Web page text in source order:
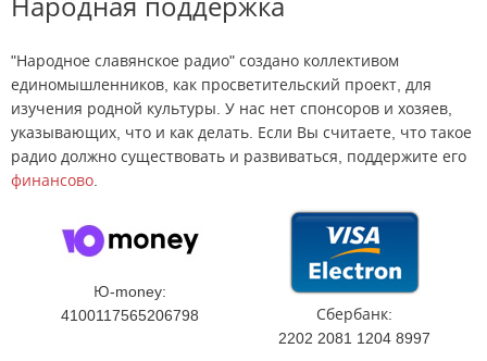
Народная поддержка
"Народное славянское радио" создано коллективом
единомышленников, как просветительский проект, для
изучения родной культуры. У нас нет спонсоров и хозяев,
указывающих, что и как делать. Если Вы считаете, что такое
радио должно существовать и развиваться, поддержите его
финансово.
Ю-money:
4100117565206798
Сбербанк:
2202 2081 1204 8997